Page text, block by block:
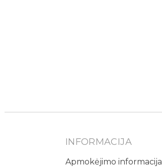
INFORMACIJA
Apmokėjimo informacija